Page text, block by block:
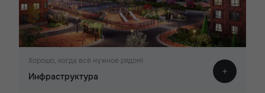
Хорошо, когда всё нужное рядом!
Инфраструктура